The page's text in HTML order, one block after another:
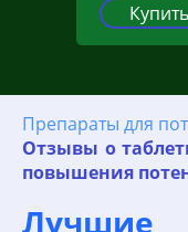
Купить
Препараты для
Отзывы о
повышения
Лучшие